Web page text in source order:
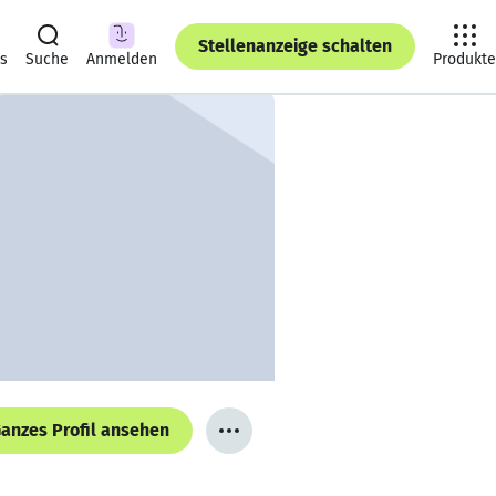
Suche Anmelden
Stellenanzeige schalten
Produkte
Profil ansehen